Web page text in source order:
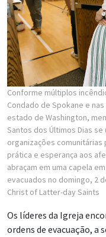
Conforme múltiplos
Condado de Spokane e
estado de Washington,
Santos dos Últimos Dias
organizações
prática e esperança aos
abraçam em uma capela
evacuados no domingo, 2
Christ of Latter-day Saints
Os líderes da Igreja
ordens de evacuação,